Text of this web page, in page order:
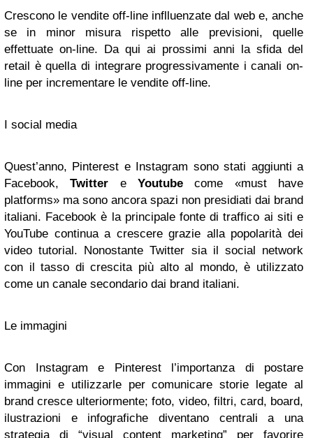
Crescono le vendite off-line inflluenzate dal web e, anche
se in minor misura rispetto alle previsioni, quelle
effettuate on-line. Da qui ai prossimi anni la sfida del
retail è quella di integrare progressivamente i canali on-
line per incrementare le vendite off-line.
I social media
Quest’anno, Pinterest e Instagram sono stati aggiunti a
Facebook,Twitter eYoutube come «must have
platforms» ma sono ancora spazi non presidiati dai brand
italiani. Facebook è la principale fonte di traffico ai siti e
YouTube continua a crescere grazie alla popolarità dei
video tutorial. Nonostante Twitter sia il social network
con il tasso di crescita più alto al mondo, è utilizzato
come un canale secondario dai brand italiani.
Le immagini
Con Instagram e Pinterest l’importanza di postare
immagini e utilizzarle per comunicare storie legate al
brand cresce ulteriormente; foto, video, filtri, card, board,
ilustrazioni e infografiche diventano centrali a una
strategia di “visual content marketing” per favorire